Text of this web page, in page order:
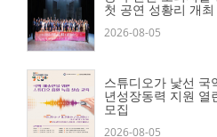
첫 공연 성황리 개최
2026-08-05
스튜디오가 낯선 국
년성장동력 지원 열
모집
2026-08-05